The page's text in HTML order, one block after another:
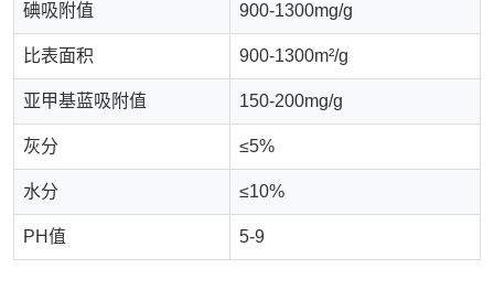
碘吸附值 900-1300mg/g
比表面积 900-1300m²/g
亚甲基蓝吸附值 150-200mg/g
灰分 ≤5%
水分 ≤10%
PH值 5-9